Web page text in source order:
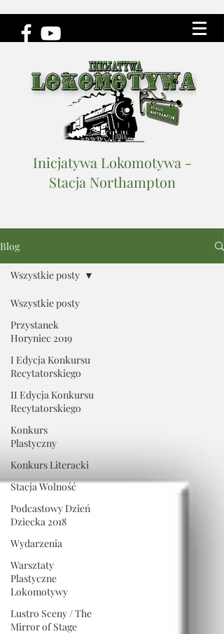
Inicjatywa Lokomotywa -
Stacja Northampton
Blog
Wszystkie posty
Przystanek
Horyniec 2019
I Edycja Konkursu
Recytatorskiego
II Edycja Konkursu
Recytatorskiego
Konkurs
Plastyczny
Konkurs Literacki
Stacja Wolność
Podcastowy Dzień
Dziecka 2018
Wydarzenia
Warsztaty
Plastyczne
Lokomotywy
Lustro Sceny / The
Mirror of Stage
Wszystkie posty